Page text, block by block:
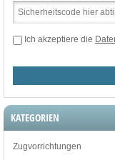
Ich akzeptiere die
KATEGORIEN
Zugvorrichtungen